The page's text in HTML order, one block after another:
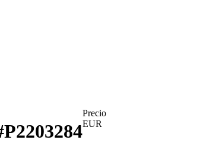
Precio
EUR